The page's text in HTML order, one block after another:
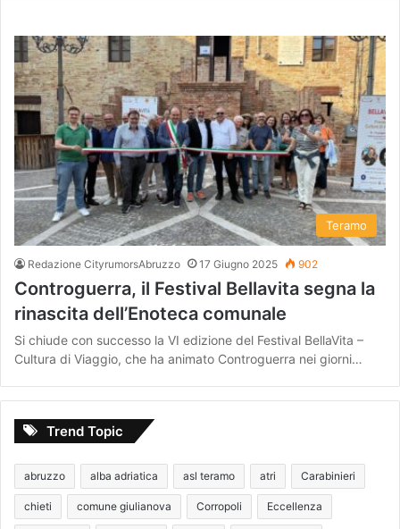
Teramo
Redazione CityrumorsAbruzzo 17 Giugno 2025 902
Controguerra, il Festival Bellavita segna la
rinascita dell’Enoteca comunale
Si chiude con successo la VI edizione del Festival BellaVita –
Cultura di Viaggio, che ha animato Controguerra nei giorni…
Trend Topic
abruzzo alba adriatica asl teramo atri Carabinieri
chieti comune giulianova Corropoli Eccellenza